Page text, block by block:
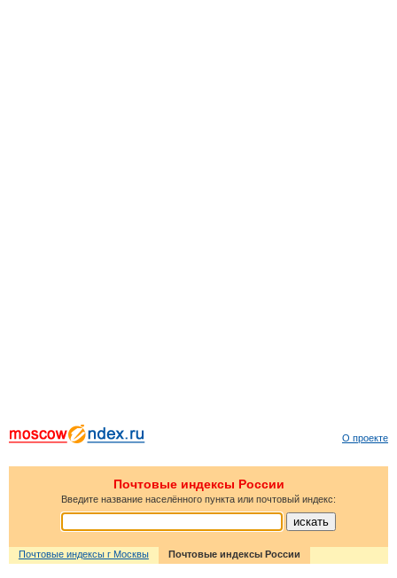
О проекте
Почтовые индексы России
Введите название населённого пункта или почтовый индекс:
Почтовые индексы г Москвы Почтовые индексы России